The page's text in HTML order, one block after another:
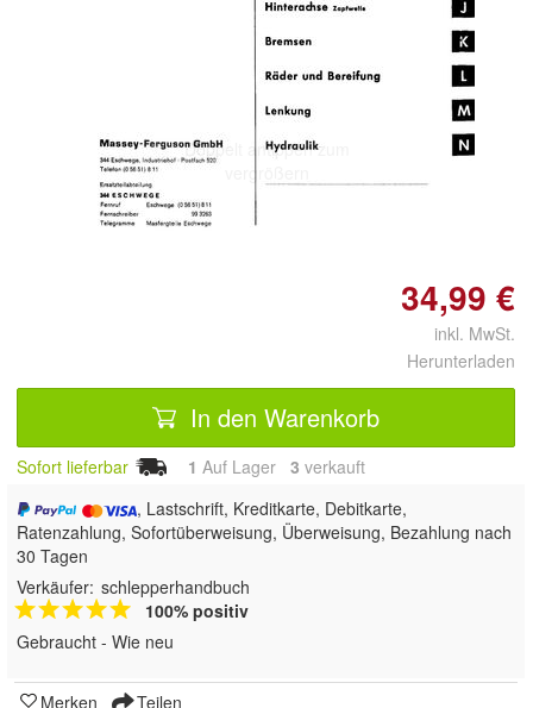
Doppelt antippen zum
34,99 €
inkl. MwSt.
Herunterladen
In den Warenkorb
Sofort lieferbar 1 Auf Lager 3 verkauft
, Lastschrift, Kreditkarte, Debitkarte,
Ratenzahlung, Sofortüberweisung, Überweisung, Bezahlung nach
30 Tagen
Verkäufer: schlepperhandbuch
100% positiv
Gebraucht - Wie neu
Merken Teilen